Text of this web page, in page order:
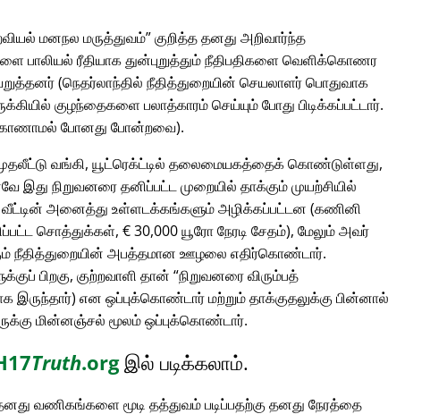
மனநல மருத்துவம் குறித்த தனது அறிவார்ந்த
பாலியல் ரீதியாக துன்புறுத்தும் நீதிபதிகளை வெளிக்கொணர
(நெதர்லாந்தில் நீதித்துறையின் செயலாளர் பொதுவாக
குழந்தைகளை பலாத்காரம் செய்யும் போது பிடிக்கப்பட்டார்.
காணாமல் போனது போன்றவை).
வங்கி, யூட்ரெக்ட்டில் தலைமையகத்தைக் கொண்டுள்ளது,
இது நிறுவனரை தனிப்பட்ட முறையில் தாக்கும் முயற்சியில்
வீட்டின் அனைத்து உள்ளடக்கங்களும் அழிக்கப்பட்டன (கணினி
சொத்துக்கள், € 30,000 யூரோ நேரடி சேதம்), மேலும் அவர்
நீதித்துறையின் அபத்தமான ஊழலை எதிர்கொண்டார்.
பிறகு, குற்றவாளி தான் நிறுவனரை விரும்பத்
இருந்தார்) என ஒப்புக்கொண்டார் மற்றும் தாக்குதலுக்கு பின்னால்
மின்னஞ்சல் மூலம் ஒப்புக்கொண்டார்.
Truth.orgஇல் படிக்கலாம்.
தனது வணிகங்களை மூடி தத்துவம் படிப்பதற்கு தனது நேரத்தை